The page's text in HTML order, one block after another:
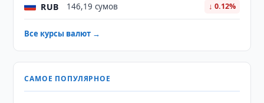
RUB 146,19 сумов ↓ 0.12%
Все курсы валют →
САМОЕ ПОПУЛЯРНОЕ